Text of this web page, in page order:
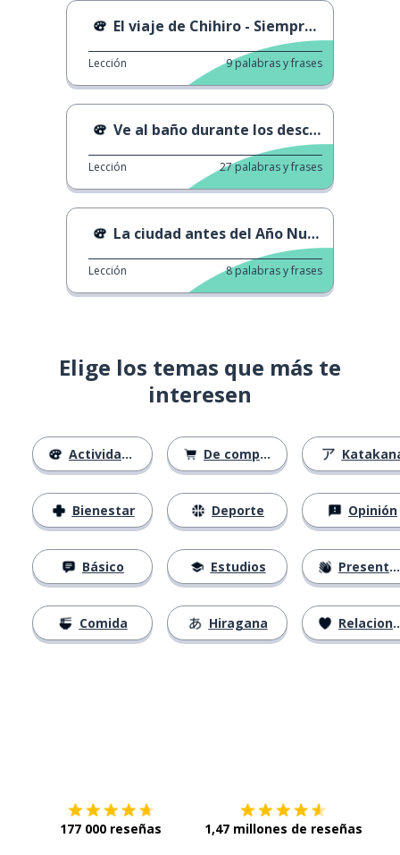
El viaje de Chihiro - Siempre conmigo
Lección 9palabras y frases
Ve al baño durante los descansos
Lección 27palabras y frases
La ciudad antes del Año Nuevo Chino
Lección 8palabras y frases
Elige los temas que más te
interesen
Actividades
Bienestar
Básico
Comida
De compras
Deporte
Estudios
Hiragana
Opinión
Presentación
Relaciones
177 000 reseñas 1,47 millones de reseñas